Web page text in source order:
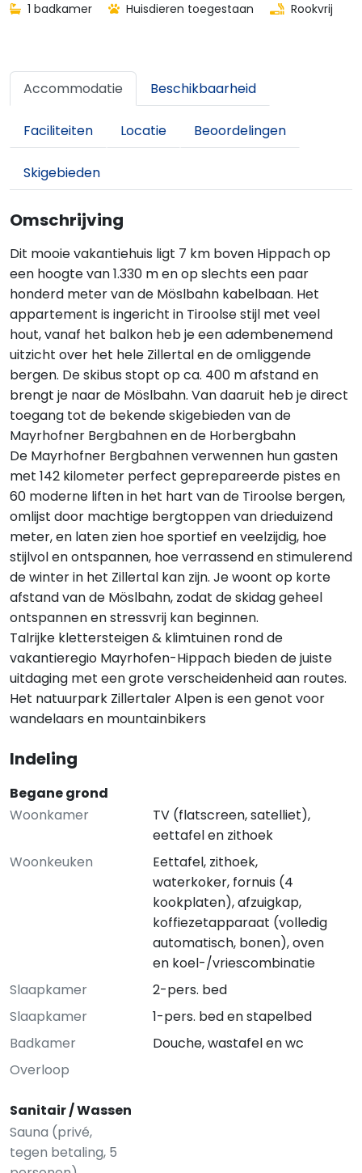
1 badkamer
Huisdieren toegestaan Rookvrij
Accommodatie Beschikbaarheid
Faciliteiten Locatie Beoordelingen
Skigebieden
Omschrijving
Dit mooie vakantiehuis ligt 7 km boven Hippach op
een hoogte van 1.330 m en op slechts een paar
honderd meter van de Möslbahn kabelbaan. Het
appartement is ingericht in Tiroolse stijl met veel
hout, vanaf het balkon heb je een adembenemend
uitzicht over het hele Zillertal en de omliggende
bergen. De skibus stopt op ca. 400 m afstand en
brengt je naar de Möslbahn. Van daaruit heb je direct
toegang tot de bekende skigebieden van de
Mayrhofner Bergbahnen en de Horbergbahn
De Mayrhofner Bergbahnen verwennen hun gasten
met 142 kilometer perfect geprepareerde pistes en
60 moderne liften in het hart van de Tiroolse bergen,
omlijst door machtige bergtoppen van drieduizend
meter, en laten zien hoe sportief en veelzijdig, hoe
stijlvol en ontspannen, hoe verrassend en stimulerend
de winter in het Zillertal kan zijn. Je woont op korte
afstand van de Möslbahn, zodat de skidag geheel
ontspannen en stressvrij kan beginnen.
Talrijke klettersteigen & klimtuinen rond de
vakantieregio Mayrhofen-Hippach bieden de juiste
uitdaging met een grote verscheidenheid aan routes.
Het natuurpark Zillertaler Alpen is een genot voor
wandelaars en mountainbikers
Indeling
Begane grond
Woonkamer
TV (flatscreen, satelliet),
eettafel en zithoek
Woonkeuken
Eettafel, zithoek,
waterkoker, fornuis (4
kookplaten), afzuigkap,
koffiezetapparaat (volledig
automatisch, bonen), oven
en koel-/vriescombinatie
Slaapkamer
2-pers. bed
Slaapkamer
1-pers. bed en stapelbed
Badkamer
Douche, wastafel en wc
Overloop
Sanitair / Wassen
Sauna (privé,
tegen betaling, 5